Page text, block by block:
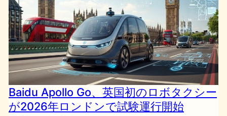
Baidu Apollo Go、英国初のロボタクシー
が2026年ロンドンで試験運行開始